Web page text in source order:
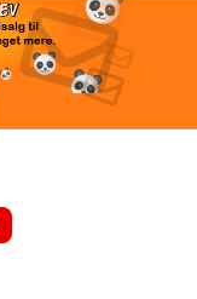
og udsalg til
meget mere.